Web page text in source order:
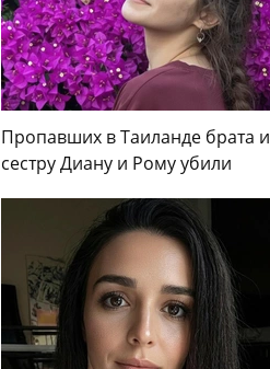
Пропавших в Таиланде брата и
сестру Диану и Рому убили